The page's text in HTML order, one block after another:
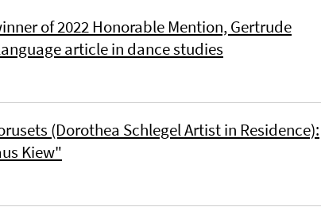
of 2022 Honorable Mention, Gertrude
article in dance studies
(Dorothea Schlegel Artist in Residence):
Kiew"